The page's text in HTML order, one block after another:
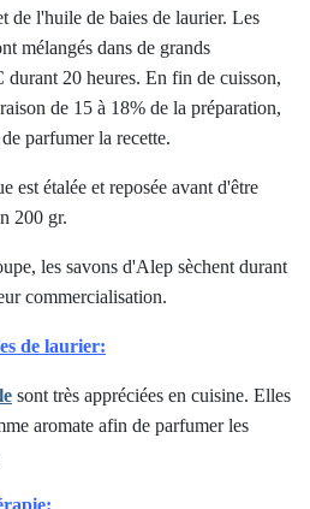
de l'huile de baies de laurier. Les
mélangés dans de grands
durant 20 heures. En fin de cuisson,
de 15 à 18% de la préparation,
parfumer la recette.
est étalée et reposée avant d'être
200 gr.
les savons d'Alep sèchent durant
commercialisation.
de laurier:
sont très appréciées en cuisine. Elles
aromate afin de parfumer les